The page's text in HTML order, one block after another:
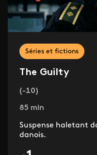
Séries et fictions
The Guilty
(-10)
85 min
Suspense haletant
danois.